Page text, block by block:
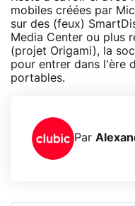
mobiles créées par
sur des (feux)
Media Center ou plus
(projet Origami), la
pour entrer dans l'ère
portables.
Par